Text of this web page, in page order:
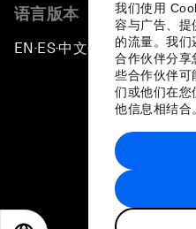
我们使用
容与广告、提
的流量。我们
合作伙伴分享
些合作伙伴可
们或他们在您
他信息相结合
语言版本
EN ▪ES▪中文▪ 日本語
站